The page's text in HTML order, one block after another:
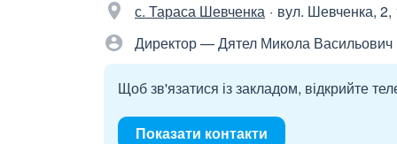
с. Тараса Шевченка
вул. Шевченка, 2,
Директор — Дятел Микола Васильович
Щоб зв'язатися із закладом, відкрийте
Показати контакти